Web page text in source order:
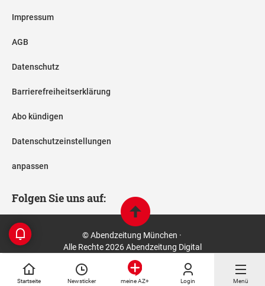
Startseite Newsticker meine AZ+ Login Menü
Impressum
AGB
Datenschutz
Barrierefreiheitserklärung
Abo kündigen
Datenschutzeinstellungen
anpassen
Folgen Sie uns auf:
© Abendzeitung München ·
Alle Rechte 2026 Abendzeitung Digital